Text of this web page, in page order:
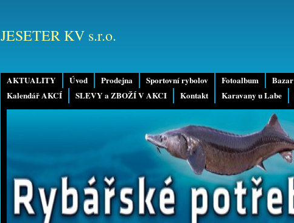
AKTUALITY Úvod Prodejna Sportovní rybolov Fotoalbum Bazar
Kalendář AKCÍ
SLEVY a ZBOŽÍ V AKCI Kontakt Karavany u Labe
JESETER KV s.r.o.